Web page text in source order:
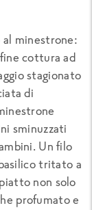
al minestrone:
cottura ad
stagionato
di
sminuzzati
Un filo
tritato a
non solo
profumato e